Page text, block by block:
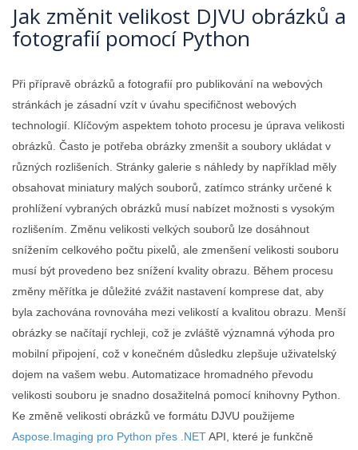
Jak změnit velikost DJVU obrázků a
fotografií pomocí Python
Při přípravě obrázků a fotografií pro publikování na webových
stránkách je zásadní vzít v úvahu specifičnost webových
technologií. Klíčovým aspektem tohoto procesu je úprava velikosti
obrázků. Často je potřeba obrázky zmenšit a soubory ukládat v
různých rozlišeních. Stránky galerie s náhledy by například měly
obsahovat miniatury malých souborů, zatímco stránky určené k
prohlížení vybraných obrázků musí nabízet možnosti s vysokým
rozlišením. Změnu velikosti velkých souborů lze dosáhnout
snížením celkového počtu pixelů, ale zmenšení velikosti souboru
musí být provedeno bez snížení kvality obrazu. Během procesu
změny měřítka je důležité zvážit nastavení komprese dat, aby
byla zachována rovnováha mezi velikostí a kvalitou obrazu. Menší
obrázky se načítají rychleji, což je zvláště významná výhoda pro
mobilní připojení, což v konečném důsledku zlepšuje uživatelský
dojem na vašem webu. Automatizace hromadného převodu
velikosti souboru je snadno dosažitelná pomocí knihovny Python.
Ke změně velikosti obrázků ve formátu DJVU použijeme
Aspose.Imaging pro Python přes .NETAPI, které je funkčně